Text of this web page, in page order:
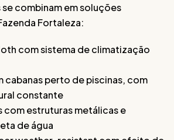
se combinam em soluções
Fortaleza:
com sistema de climatização
cabanas perto de piscinas, com
constante
com estruturas metálicas e
de água